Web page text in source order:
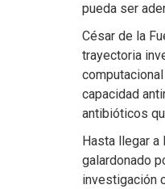
pueda ser
César de la
trayectoria
capacidad
antibióticos
Hasta llegar
galardonado
investigación